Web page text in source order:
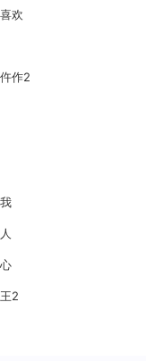
欢
作2
2